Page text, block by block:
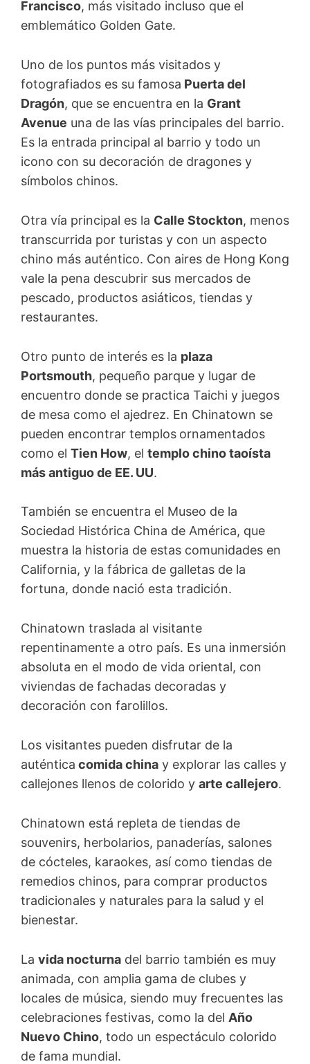
Francisco, más visitado incluso que el
emblemático Golden Gate.
Uno de los puntos más visitados y
fotografiados es su famosa Puerta del
Dragón, que se encuentra en la Grant
Avenue una de las vías principales del barrio.
Es la entrada principal al barrio y todo un
icono con su decoración de dragones y
símbolos chinos.
Otra vía principal es la Calle Stockton, menos
transcurrida por turistas y con un aspecto
chino más auténtico. Con aires de Hong Kong
vale la pena descubrir sus mercados de
pescado, productos asiáticos, tiendas y
restaurantes.
Otro punto de interés es la plaza
Portsmouth, pequeño parque y lugar de
encuentro donde se practica Taichi y juegos
de mesa como el ajedrez. En Chinatown se
pueden encontrar templos ornamentados
como el Tien How, el templo chino taoísta
más antiguo de EE. UU.
También se encuentra el Museo de la
Sociedad Histórica China de América, que
muestra la historia de estas comunidades en
California, y la fábrica de galletas de la
fortuna, donde nació esta tradición.
Chinatown traslada al visitante
repentinamente a otro país. Es una inmersión
absoluta en el modo de vida oriental, con
viviendas de fachadas decoradas y
decoración con farolillos.
Los visitantes pueden disfrutar de la
auténtica comida china y explorar las calles y
callejones llenos de colorido y arte callejero.
Chinatown está repleta de tiendas de
souvenirs, herbolarios, panaderías, salones
de cócteles, karaokes, así como tiendas de
remedios chinos, para comprar productos
tradicionales y naturales para la salud y el
bienestar.
La vida nocturna del barrio también es muy
animada, con amplia gama de clubes y
locales de música, siendo muy frecuentes las
celebraciones festivas, como la del Año
Nuevo Chino, todo un espectáculo colorido
de fama mundial.